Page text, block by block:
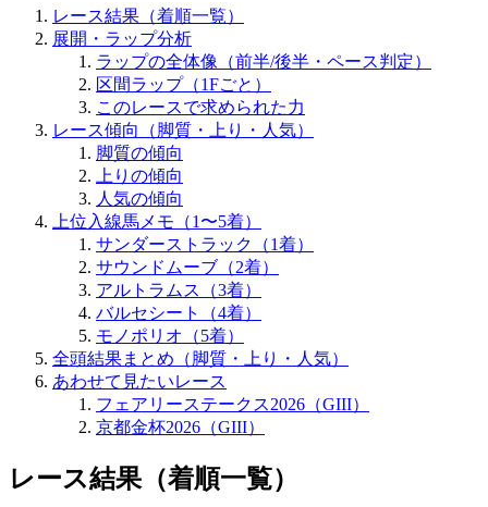
レース結果（着順一覧）
展開・ラップ分析
ラップの全体像（前半/後半・ペース判定）
区間ラップ（1Fごと）
このレースで求められた力
レース傾向（脚質・上り・人気）
脚質の傾向
上りの傾向
人気の傾向
上位入線馬メモ（1〜5着）
サンダーストラック（1着）
サウンドムーブ（2着）
アルトラムス（3着）
バルセシート（4着）
モノポリオ（5着）
全頭結果まとめ（脚質・上り・人気）
あわせて見たいレース
フェアリーステークス2026（GIII）
京都金杯2026（GIII）
レース結果（着順一覧）